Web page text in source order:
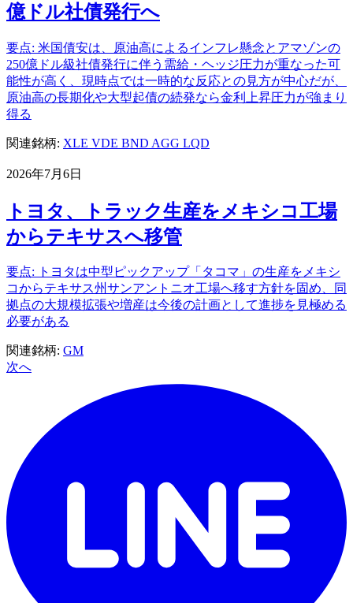
億ドル社債発行へ
要点: 米国債安は、原油高によるインフレ懸念とアマゾンの
250億ドル級社債発行に伴う需給・ヘッジ圧力が重なった可
能性が高く、現時点では一時的な反応との見方が中心だが、
原油高の長期化や大型起債の続発なら金利上昇圧力が強まり
得る
関連銘柄: XLE VDE BND AGG LQD
2026年7月6日
トヨタ、トラック生産をメキシコ工場
からテキサスへ移管
要点: トヨタは中型ピックアップ「タコマ」の生産をメキシ
コからテキサス州サンアントニオ工場へ移す方針を固め、同
拠点の大規模拡張や増産は今後の計画として進捗を見極める
必要がある
関連銘柄: GM
次へ